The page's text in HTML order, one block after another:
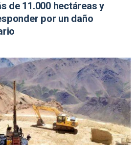
de 11.000 hectáreas y
por un daño